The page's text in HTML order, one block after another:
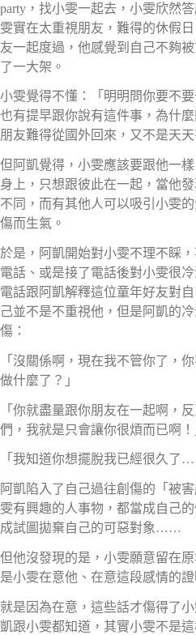
party，找小雯一起去，小雯欣然
雯實在太重視朋友，難得的休假
友一起度過，他感覺到自己不夠
了一大架。
小雯覺得不懂：「明明問你要不
也有提早跟你說有這件事，為什
朋友難得從國外回來，又不是天天
但阿凱覺得，小雯應該要跟他一
身上，只想跟彼此在一起，當他
不同，而有其他人可以吸引小雯
傷而生氣。
於是，阿凱開始對小雯不理不睬
電話、或是接了電話後對小雯很
電話跟阿凱解釋這位童年好友對
己並不是不重視他，但是阿凱的
傷：
「沒關係啊，現在我不管你了，
做什麼了？」
「你就盡量跟你朋友在一起啊，
們，我就是只會讓你很煩而已啊！
「我知道你想擺脫我已經很久了
阿凱陷入了自己過往創傷的「被
雯有興趣的人事物，都當成自己
成試圖拋棄自己的可惡對象……
但他沒發現的是，小雯願意留在
是小雯在意他、在意這段感情的證
就是因為在意，這些話才傷得了
凱跟小雯都知道，其實小雯不是